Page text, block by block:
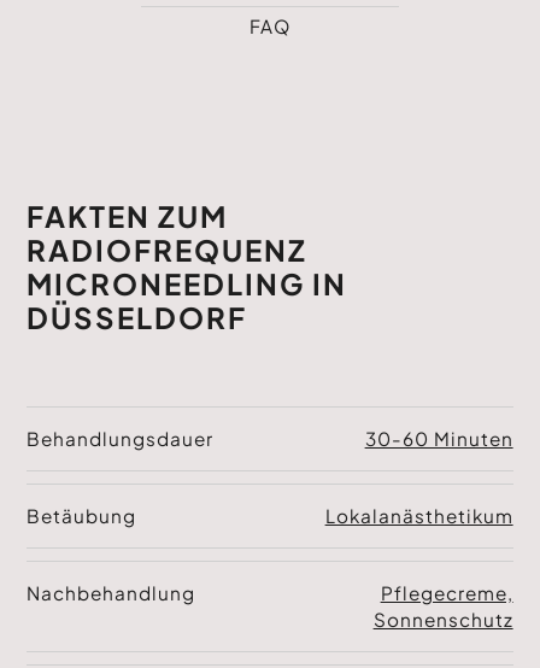
FAQ
FAKTEN ZUM
RADIOFREQUENZ
MICRONEEDLING IN
DÜSSELDORF
Behandlungsdauer 30-60 Minuten
Betäubung Lokalanästhetikum
Nachbehandlung
Pflegecreme,
Sonnenschutz